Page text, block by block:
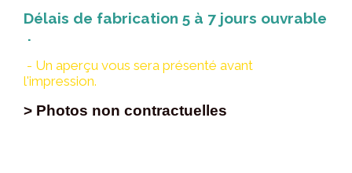
Délais de fabrication 5 à 7 jours ouvrable
.
- Un aperçu vous sera présenté avant
l'impression.
> Photos non contractuelles